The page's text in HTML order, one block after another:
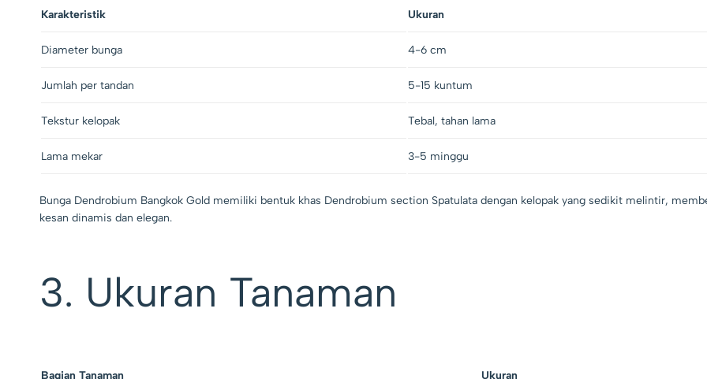
Karakteristik Ukuran
Diameter bunga 4-6 cm
Jumlah per tandan 5-15 kuntum
Tekstur kelopak Tebal, tahan lama
Lama mekar 3-5 minggu
Bunga Dendrobium Bangkok Gold memiliki bentuk khas Dendrobium section Spatulata dengan kelopak yang sedikit melintir,
kesan dinamis dan elegan.
3. Ukuran Tanaman
Bagian Tanaman Ukuran